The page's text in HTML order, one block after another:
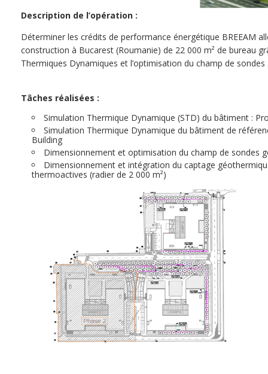
Description de l’opération :
Déterminer les crédits de performance énergétique BREEAM
construction à Bucarest (Roumanie) de 22 000 m² de bureau
Thermiques Dynamiques et l’optimisation du champ de
Tâches réalisées :
Simulation Thermique Dynamique (STD) du bâtiment :
Simulation Thermique Dynamique du bâtiment de
Building
Dimensionnement et optimisation du champ de sondes
Dimensionnement et intégration du captage
thermoactives (radier de 2 000 m²)